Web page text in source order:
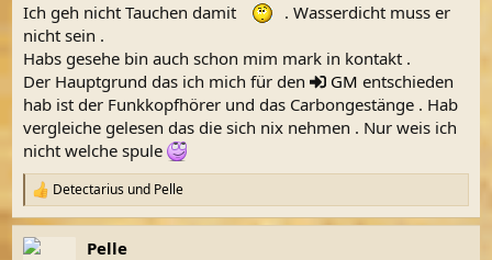
Ich geh nicht Tauchen damit
. Wasserdicht muss er
nicht sein .
Habs gesehe bin auch schon mim mark in kontakt .
Der Hauptgrund das ich mich für den
GM entschieden
hab ist der Funkkopfhörer und das Carbongestänge . Hab
vergleiche gelesen das die sich nix nehmen . Nur weis ich
nicht welche spule
R
e
a
k
Detectarius und Pelle
Pelle